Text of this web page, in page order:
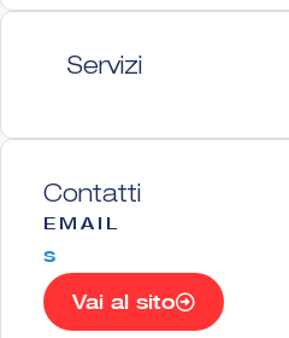
Servizi
Contatti
EMAIL
s
Vai al sito